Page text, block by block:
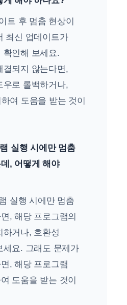
트 후 멈춤 현상이
최신 업데이트가
확인해 보세요.
결되지 않는다면,
우로 롤백하거나,
여 도움을 받는 것이
실행 시에만 멈춤
, 어떻게 해야
실행 시에만 멈춤
, 해당 프로그램의
하거나, 호환성
세요. 그래도 문제가
, 해당 프로그램
도움을 받는 것이